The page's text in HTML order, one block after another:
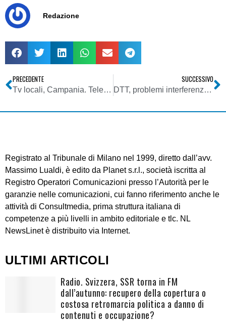
Redazione
PRECEDENTE
Tv locali, Campania. Telecamorra: minacce a De Pascale, autore libro inchiesta. Il giorno dopo doveva testimoniare a Napoli in un processo su illeciti di emittenti campane
SUCCESSIVO
DTT, problemi interferenziali di confine: sale la tensione tra Italia e Croazia
Registrato al Tribunale di Milano nel 1999, diretto dall’avv.
Massimo Lualdi, è edito da Planet s.r.l., società iscritta al
Registro Operatori Comunicazioni presso l’Autorità per le
garanzie nelle comunicazioni, cui fanno riferimento anche le
attività di Consultmedia, prima struttura italiana di
competenze a più livelli in ambito editoriale e tlc. NL
NewsLinet è distribuito via Internet.
ULTIMI ARTICOLI
Radio. Svizzera, SSR torna in FM
dall’autunno: recupero della copertura o
costosa retromarcia politica a danno di
contenuti e occupazione?